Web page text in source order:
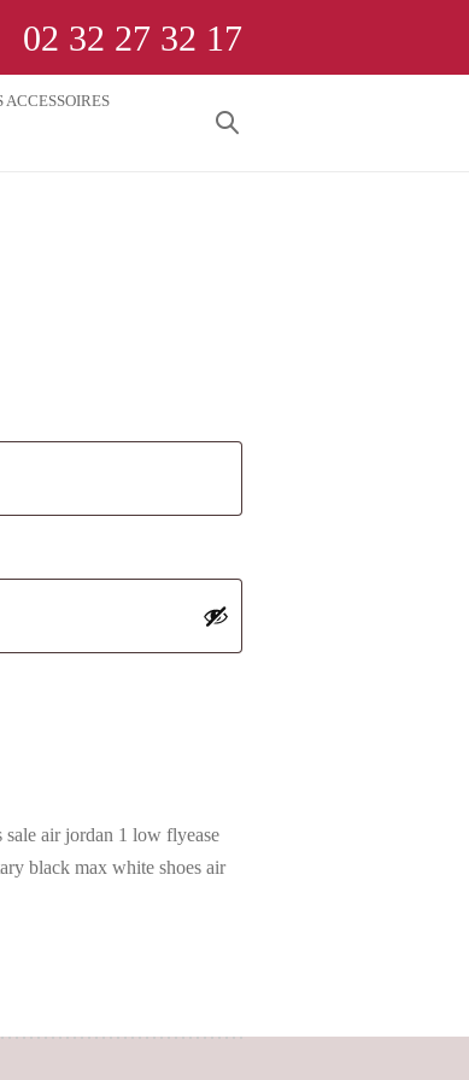
02 32 27 32 17
ACCESSOIRES
air jordan 1 low flyease
black max white shoes air